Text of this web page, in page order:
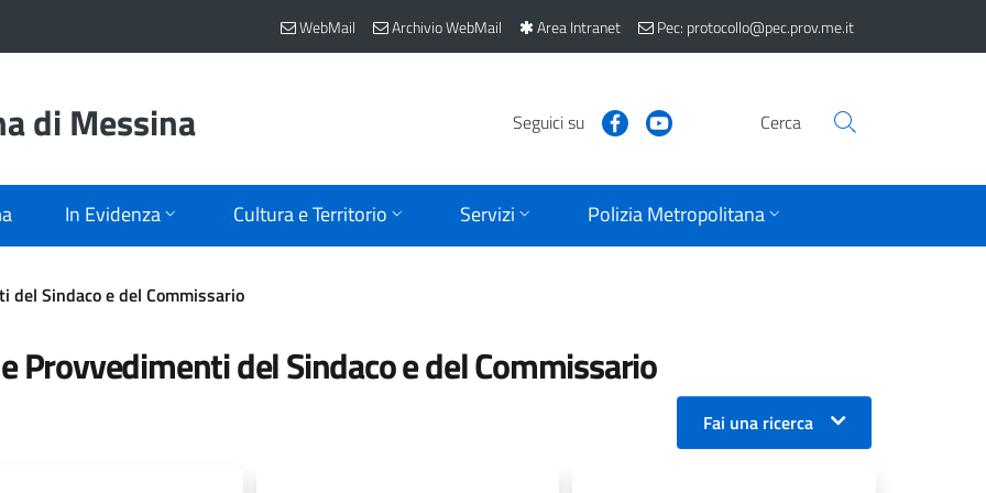
WebMail Archivio WebMail Area Intranet Pec: protocollo@pec.prov.me.it
di Messina Seguici su Cerca
In Evidenza Cultura e Territorio Servizi Polizia Metropolitana
del Sindaco e del Commissario
Provvedimenti del Sindaco e del Commissario
Fai una ricerca